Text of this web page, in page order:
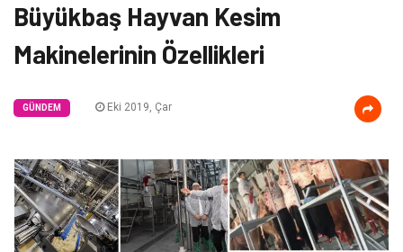
Büyükbaş Hayvan Kesim
Makinelerinin Özellikleri
GÜNDEM Eki 2019, Çar